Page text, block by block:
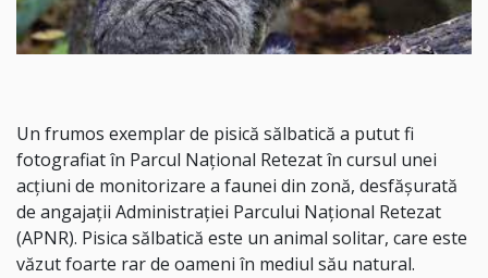
Un frumos exemplar de pisică sălbatică a putut fi
fotografiat în Parcul Naţional Retezat în cursul unei
acţiuni de monitorizare a faunei din zonă, desfăşurată
de angajaţii Administraţiei Parcului Naţional Retezat
(APNR). Pisica sălbatică este un animal solitar, care este
văzut foarte rar de oameni în mediul său natural.